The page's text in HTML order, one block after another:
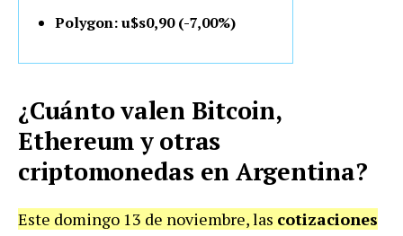
Polygon: u$s0,90 (-7,00%)
¿Cuánto valen Bitcoin,
Ethereum y otras
criptomonedas en Argentina?
Este domingo 13 de noviembre, las cotizaciones